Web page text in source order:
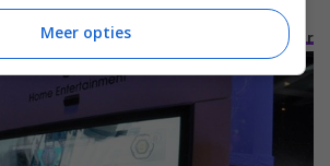
minder kwaliteit voor 3D plezier
Meer opties